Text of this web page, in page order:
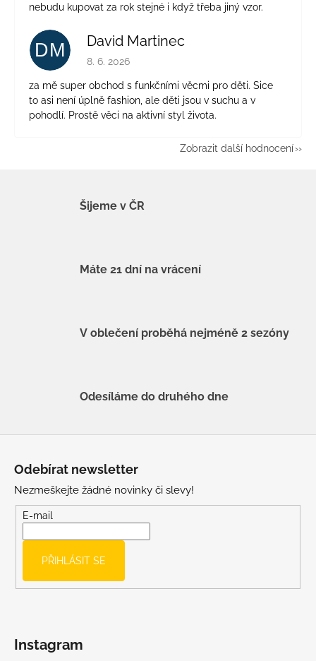
nebudu kupovat za rok stejné i když třeba jiný vzor.
DM David Martinec
Hodnocení obchodu je 5 z 5 hvězdiček.
8. 6. 2026
za mě super obchod s funkčními věcmi pro děti. Sice
to asi není úplně fashion, ale děti jsou v suchu a v
pohodlí. Prostě věci na aktivní styl života.
Zobrazit další hodnocení
Šijeme v ČR
Máte 21 dní na vrácení
V oblečení proběhá nejméně 2 sezóny
Odesíláme do druhého dne
Odebírat newsletter
Nezmeškejte žádné novinky či slevy!
E-mail
PŘIHLÁSIT SE
Instagram